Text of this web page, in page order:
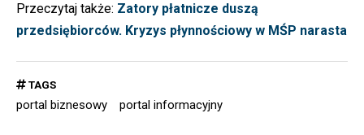
Przeczytaj także: Zatory płatnicze duszą
przedsiębiorców. Kryzys płynnościowy w MŚP narasta
TAGS
portal biznesowy portal informacyjny